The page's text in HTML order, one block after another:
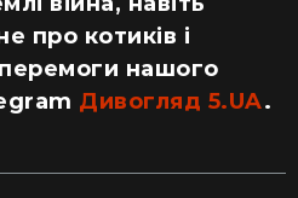
про котиків і
нашого
Дивогляд 5.UA.